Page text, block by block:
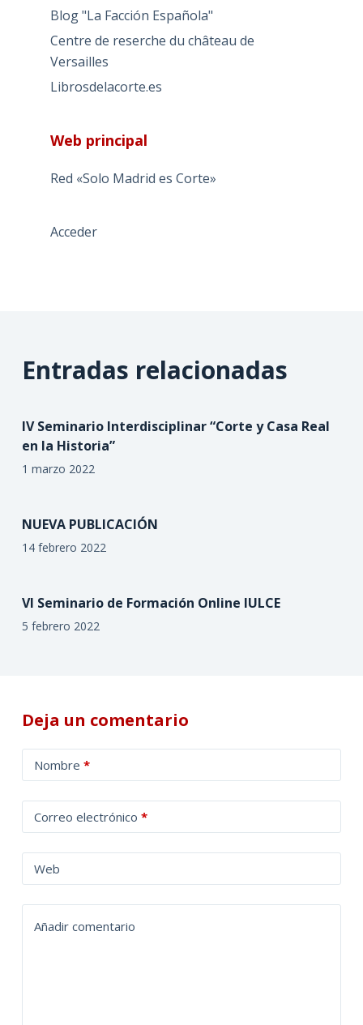
Blog "La Facción Española"
Centre de reserche du château de
Versailles
Librosdelacorte.es
Web principal
Red «Solo Madrid es Corte»
Acceder
Entradas relacionadas
IV Seminario Interdisciplinar “Corte y Casa Real
en la Historia”
1 marzo 2022
NUEVA PUBLICACIÓN
14 febrero 2022
VI Seminario de Formación Online IULCE
5 febrero 2022
Deja un comentario
Nombre *
Correo electrónico *
Web
Añadir comentario
l
t
a
t